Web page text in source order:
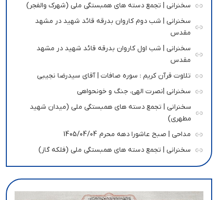
سخنرانی | تجمع دسته های همبستگی ملی (شهرک والفجر)
سخنرانی | شب دوم کاروان بدرقه قائد شهید در مشهد
مقدس
سخنرانی | شب اول کاروان بدرقه قائد شهید در مشهد
مقدس
تلاوت قرآن کریم : سوره صافات | آقای سیدرضا نجیبی
سخنرانی |نصرت الهی، جنگ و خونحواهی
سخنرانی | تجمع دسته های همبستگی ملی (میدان شهید
مطهری)
مداحی | صبح عاشورا دهه محرم 1405/04/04
سخنرانی | تجمع دسته های همبستگی ملی (فلکه گاز)